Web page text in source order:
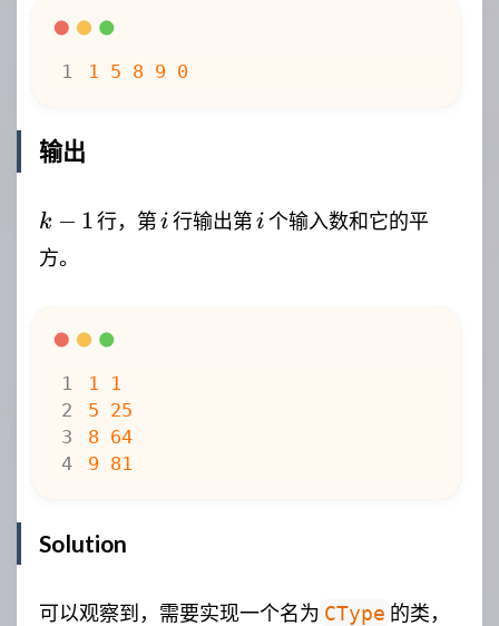
1 5 8 9 0
输出
k-
1
k − 1行，第i
i行输出第i
i个输入数和它的平
方。
4
8 64
Solution
可以观察到，需要实现一个名为 CType 的类，